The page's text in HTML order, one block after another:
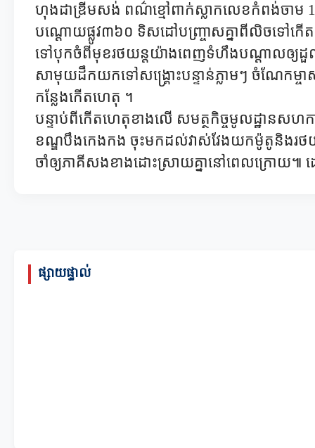
ហុងដាឌ្រីមសង់ ពណ៌ខ្មៅពាក់ស្លាកលេខកំពង់ចាម
បណ្តោយផ្លូវ៣៦០ ទិសដៅបញ្រ្ចាសគ្នាពីលិចទៅកើ
ទៅបុកចំពីមុខរថយន្តយ៉ាងពេញទំហឹងបណ្តាលឲ្យដួល
សាមុយដឹកយកទៅសង្រ្គោះបន្ទាន់ភ្លាមៗ ចំណែកម្ច
កន្លែងកើតហេតុ ។
បន្ទាប់ពីកើតហេតុខាងលើ សមត្ថកិច្ចមូលដ្ឋានសហ
ខណ្ឌបឹងកេងកង ចុះមកដល់វាស់វែងយកម៉ូតូនិងរថយ
ចាំឲ្យភាគីសងខាងដោះស្រាយគ្នានៅពេលក្រោយ៕
ផ្សាយផ្ទាល់